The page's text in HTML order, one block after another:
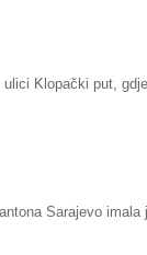
Klopački put,
Sarajevo imala